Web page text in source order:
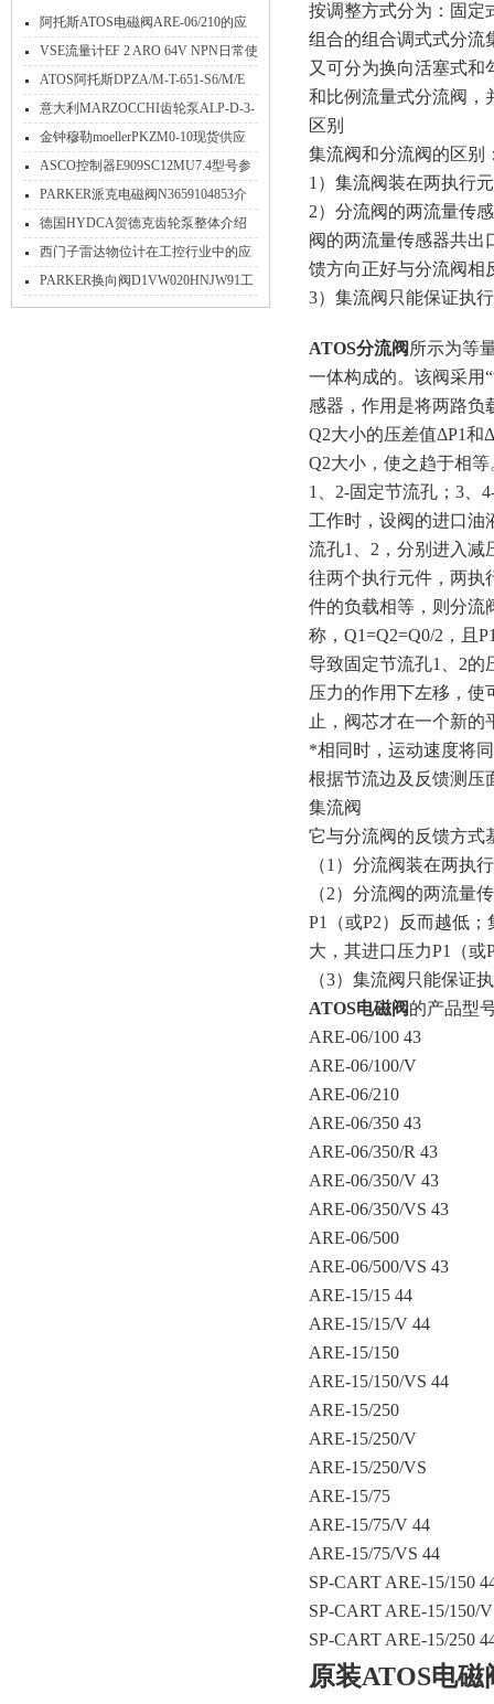
阿托斯ATOS电磁阀ARE-06/210的应
用
VSE流量计EF 2 ARO 64V NPN日常使
用维护
​ATOS阿托斯DPZA/M-T-651-S6/M/E
10/PE电液比例方向阀意大利
意大利MARZOCCHI齿轮泵ALP-D-3-
FG特点
金钟穆勒moellerPKZM0-10现货供应
ASCO控制器E909SC12MU7.4型号参
数
PARKER派克电磁阀N3659104853介
绍
德国HYDCA贺德克齿轮泵整体介绍
文章
西门子雷达物位计在工控行业中的应
用
PARKER换向阀D1VW020HNJW91工
作原理
按调整方式分为：固定
组合的组合调式式分流
又可分为换向活塞式和
和比例流量式分流阀，
区别
集流阀和分流阀的区别
1）集流阀装在两执行
2）分流阀的两流量传
阀的两流量传感器共出
馈方向正好与分流阀相
3）集流阀只能保证执
ATOS分流阀 所示为等
一体构成的。该阀采用
感器，作用是将两路负
Q2大小的压差值ΔP1和
Q2大小，使之趋于相等
1、2-固定节流孔；3、
工作时，设阀的进口油
流孔1、2，分别进入减
往两个执行元件，两执
件的负载相等，则分流
称，Q1=Q2=Q0/2，且
导致固定节流孔1、2的
压力的作用下左移，使
止，阀芯才在一个新
*相同时，运动速度将
根据节流边及反馈测压
集流阀
它与分流阀的反馈方式
（1）分流阀装在两执
（2）分流阀的两流量
P1（或P2）反而越低
大，其进口压力P1（
（3）集流阀只能保证
ATOS电磁阀的产品型
ARE-06/100 43
ARE-06/100/V
ARE-06/210
ARE-06/350 43
ARE-06/350/R 43
ARE-06/350/V 43
ARE-06/350/VS 43
ARE-06/500
ARE-06/500/VS 43
ARE-15/15 44
ARE-15/15/V 44
ARE-15/150
ARE-15/150/VS 44
ARE-15/250
ARE-15/250/V
ARE-15/250/VS
ARE-15/75
ARE-15/75/V 44
ARE-15/75/VS 44
SP-CART ARE-15/150
SP-CART ARE-15/150/V
SP-CART ARE-15/250
原装ATOS电